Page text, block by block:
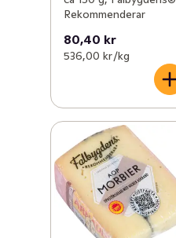
Rekommenderar
80,40 kr
536,00 kr /kg